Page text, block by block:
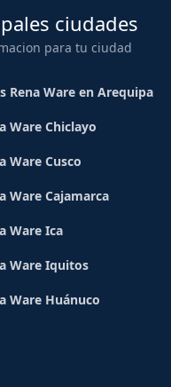
ciudades
para tu ciudad
Rena Ware en Arequipa
Ware Chiclayo
Ware Cusco
Ware Cajamarca
Ware Ica
Ware Iquitos
Ware Huánuco